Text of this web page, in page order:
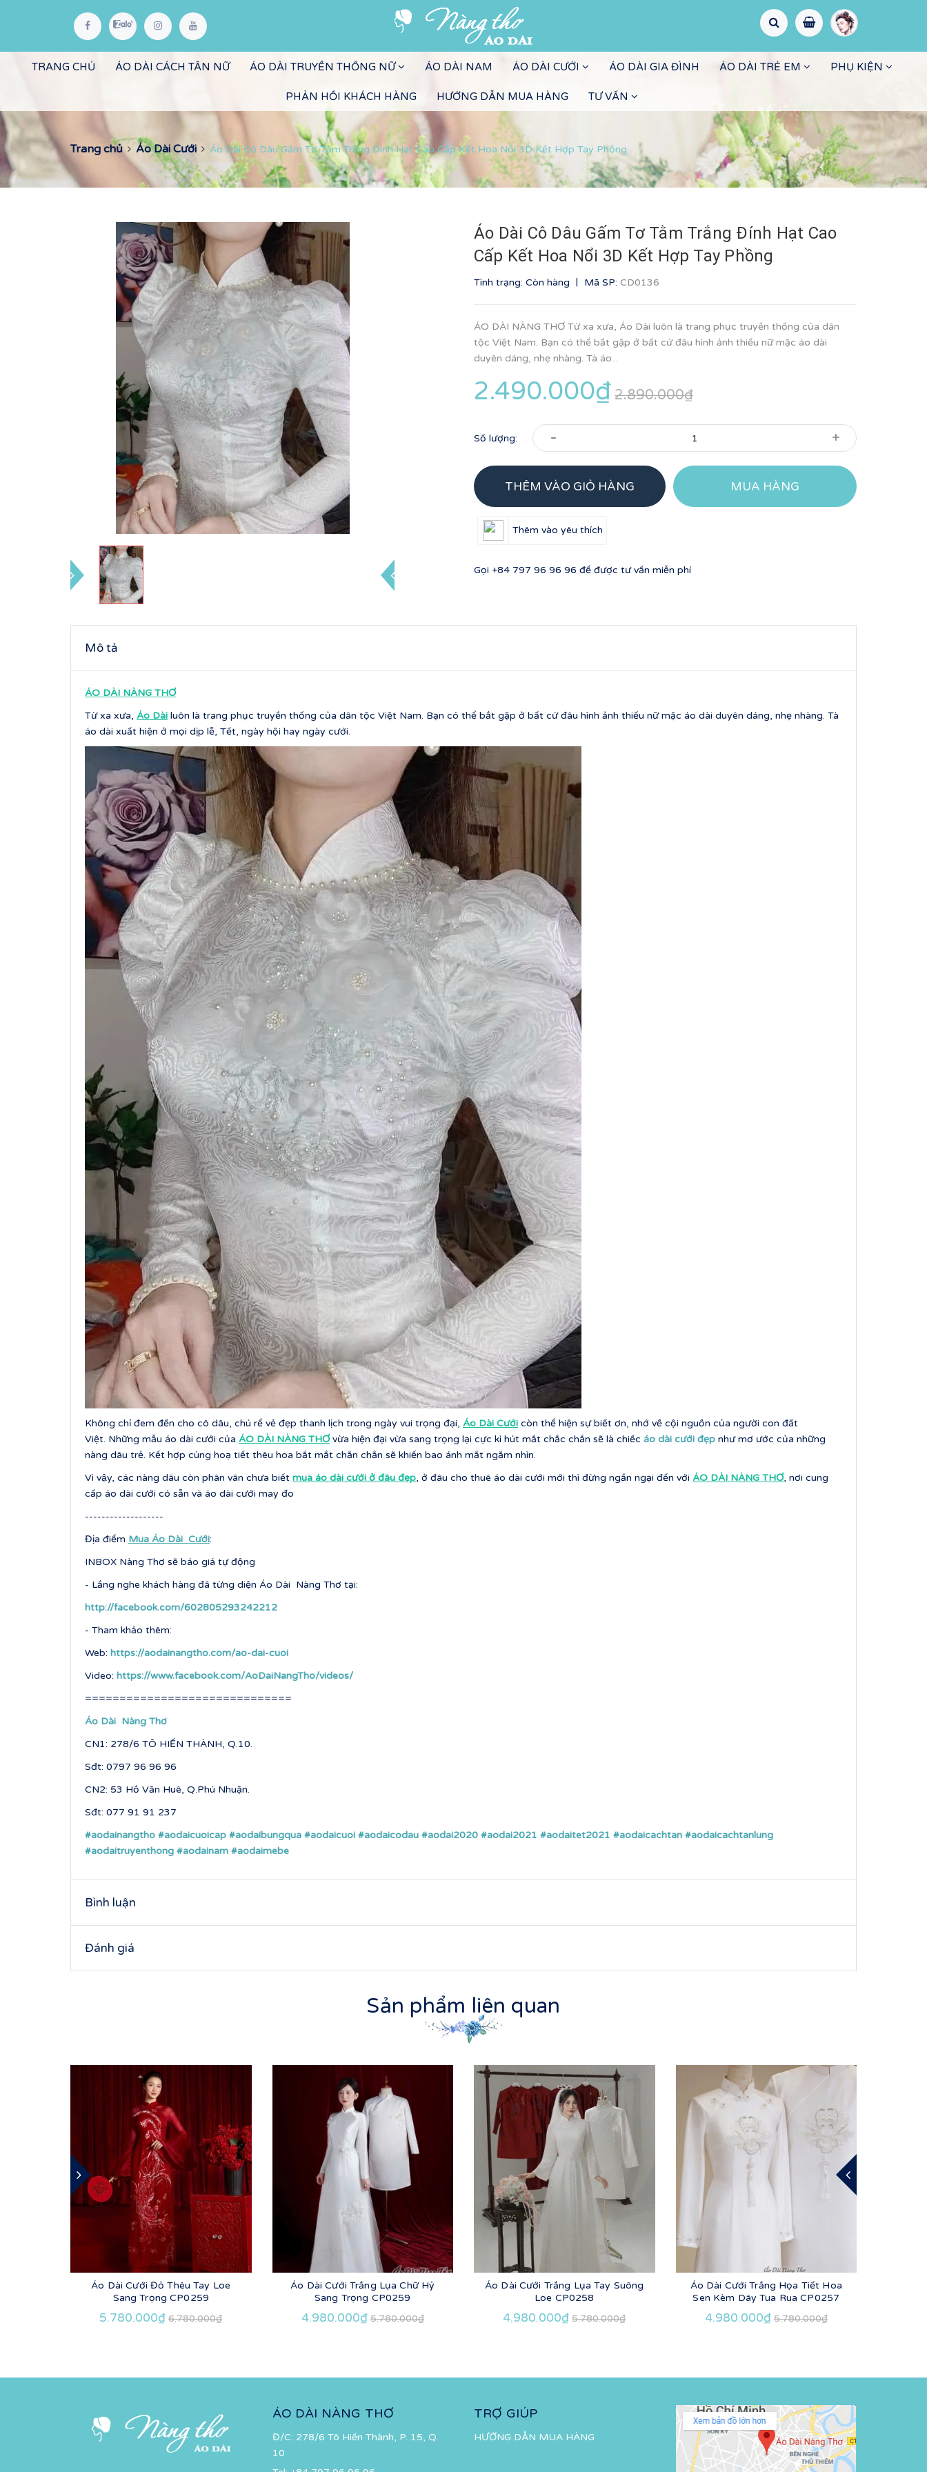
TRANG CHỦ ÁO DÀI CÁCH TÂN NỮ ÁO DÀI TRUYỀN THỐNG NỮ ÁO DÀI NAM ÁO DÀI CƯỚI ÁO DÀI GIA ĐÌNH ÁO DÀI TRẺ EM PHỤ KIỆN
PHẢN HỒI KHÁCH HÀNG HƯỚNG DẪN MUA HÀNG TƯ VẤN
Trang chủ Áo Dài Cưới Áo Dài Cô Dâu Gấm Tơ Tằm Trắng Đính Hạt Cao Cấp Kết Hoa Nổi 3D Kết Hợp Tay Phồng
Áo Dài Cô Dâu Gấm Tơ Tằm Trắng Đính Hạt Cao
Cấp Kết Hoa Nổi 3D Kết Hợp Tay Phồng
Tình trạng: Còn hàng | Mã SP: CD0136
ÁO DÀI NÀNG THƠ Từ xa xưa, Áo Dài luôn là trang phục truyền thống của dân
tộc Việt Nam. Bạn có thể bắt gặp ở bất cứ đâu hình ảnh thiếu nữ mặc áo dài
duyên dáng, nhẹ nhàng. Tà áo...
2.490.000₫ 2.890.000₫
Số lượng: - +
THÊM VÀO GIỎ HÀNG MUA HÀNG
Thêm vào yêu thích
Gọi +84 797 96 96 96 để được tư vấn miễn phí
Mô tả
ÁO DÀI NÀNG THƠ
Từ xa xưa, Áo Dài luôn là trang phục truyền thống của dân tộc Việt Nam. Bạn có thể bắt gặp ở bất cứ đâu hình ảnh thiếu nữ mặc áo dài duyên dáng, nhẹ nhàng. Tà
áo dài xuất hiện ở mọi dịp lễ, Tết, ngày hội hay ngày cưới.
Không chỉ đem đến cho cô dâu, chú rể vẻ đẹp thanh lịch trong ngày vui trọng đại, Áo Dài Cưới còn thể hiện sự biết ơn, nhớ về cội nguồn của người con đất
Việt. Những mẫu áo dài cưới của ÁO DÀI NÀNG THƠvừa hiện đại vừa sang trọng lại cực kì hút mắt chắc chắn sẽ là chiếc áo dài cưới đẹp như mơ ước của những
nàng dâu trẻ. Kết hợp cùng hoạ tiết thêu hoa bắt mắt chắn chắn sẽ khiến bao ánh mắt ngắm nhìn.
Vì vậy, các nàng dâu còn phân vân chưa biết mua áo dài cưới ở đâu đẹp, ở đâu cho thuê áo dài cưới mới thì đừng ngần ngại đến với ÁO DÀI NÀNG THƠ, nơi cung
cấp áo dài cưới có sẵn và áo dài cưới may đo
-------------------
Địa điểm Mua Áo Dài Cưới:
INBOX Nàng Thơ sẽ báo giá tự động
- Lắng nghe khách hàng đã từng diện Áo Dài Nàng Thơ tại:
http://facebook.com/602805293242212
- Tham khảo thêm:
Web: https://aodainangtho.com/ao-dai-cuoi
Video: https://www.facebook.com/AoDaiNangTho/videos/
==============================
Áo Dài Nàng Thơ
CN1: 278/6 TÔ HIẾN THÀNH, Q.10.
Sđt: 0797 96 96 96
CN2: 53 Hồ Văn Huê, Q.Phú Nhuận.
Sđt: 077 91 91 237
#aodainangtho #aodaicuoicap #aodaibungqua #aodaicuoi #aodaicodau #aodai2020 #aodai2021 #aodaitet2021 #aodaicachtan #aodaicachtanlung
#aodaitruyenthong #aodainam #aodaimebe
Bình luận
Đánh giá
Sản phẩm liên quan
Áo Dài Cưới Đỏ Thêu Tay Loe
Sang Trọng CP0259
5.780.000₫ 6.780.000₫
Áo Dài Cưới Trắng Lụa Chữ Hỷ
Sang Trọng CP0259
4.980.000₫ 5.780.000₫
Áo Dài Cưới Trắng Lụa Tay Suông
Loe CP0258
4.980.000₫ 5.780.000₫
Áo Dài Cưới Trắng Họa Tiết Hoa
Sen Kèm Dây Tua Rua CP0257
4.980.000₫ 5.780.000₫
ÁO DÀI NÀNG THƠ
Đ/C: 278/6 Tô Hiến Thành, P. 15, Q.
10
TRỢ GIÚP
HƯỚNG DẪN MUA HÀNG